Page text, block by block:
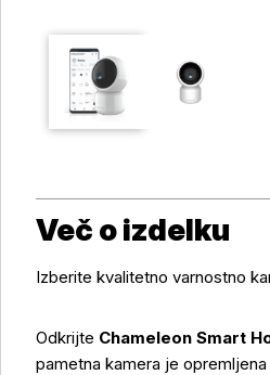
Več o izdelku
Izberite kvalitetno varnostno
Odkrijte Chameleon Smart
pametna kamera je